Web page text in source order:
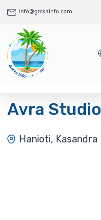
info@grckainfo.com
Avra Studio
Hanioti, Kasandra